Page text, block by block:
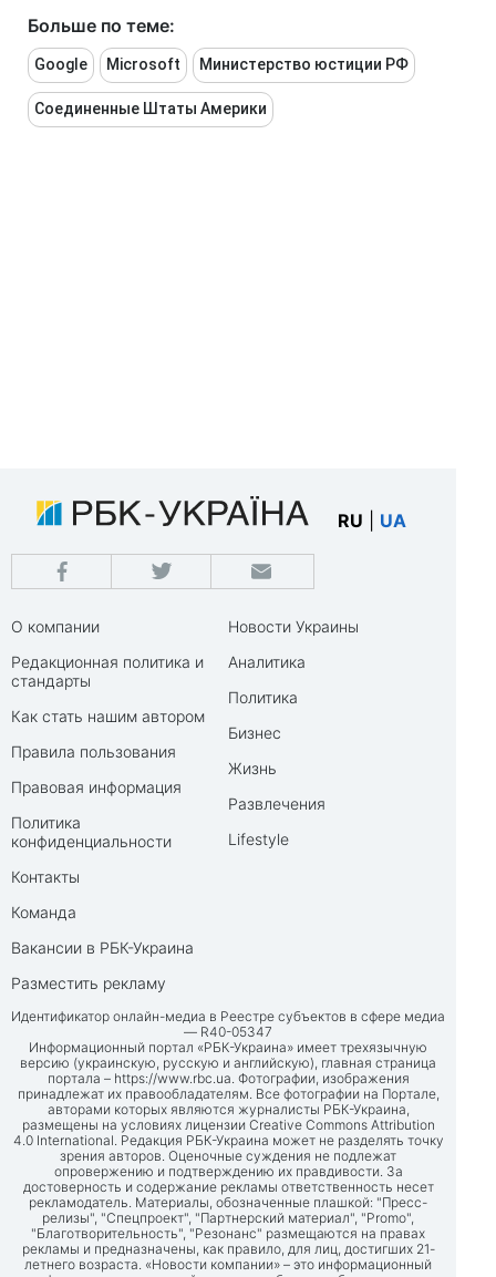
Больше по теме:
Google Microsoft Министерство юстиции РФ
Соединенные Штаты Америки
RU UA
О компании
Редакционная политика и
стандарты
Как стать нашим автором
Правила пользования
Правовая информация
Политика
конфиденциальности
Контакты
Команда
Вакансии в РБК-Украина
Разместить рекламу
Новости Украины
Аналитика
Политика
Бизнес
Жизнь
Развлечения
Lifestyle
Идентификатор онлайн-медиа в Реестре субъектов в сфере медиа
— R40-05347
Информационный портал «РБК-Украина» имеет трехязычную
версию (украинскую, русскую и английскую), главная страница
портала – https://www.rbc.ua. Фотографии, изображения
принадлежат их правообладателям. Все фотографии на Портале,
авторами которых являются журналисты РБК-Украина,
размещены на условиях лицензии Creative Commons Attribution
4.0 International. Редакция РБК-Украина может не разделять точку
зрения авторов. Оценочные суждения не подлежат
опровержению и подтверждению их правдивости. За
достоверность и содержание рекламы ответственность несет
рекламодатель. Материалы, обозначенные плашкой: "Пресс-
релизы", "Спецпроект", "Партнерский материал", "Promo",
"Благотворительность", "Резонанс" размещаются на правах
рекламы и предназначены, как правило, для лиц, достигших 21-
летнего возраста. «Новости компании» – это информационный